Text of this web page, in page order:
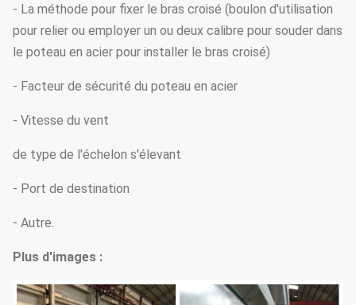
- La méthode pour fixer le bras croisé (boulon d'utilisation
pour relier ou employer un ou deux calibre pour souder dans
le poteau en acier pour installer le bras croisé)
- Facteur de sécurité du poteau en acier
- Vitesse du vent
de type de l'échelon s'élevant
- Port de destination
- Autre.
Plus d'images :